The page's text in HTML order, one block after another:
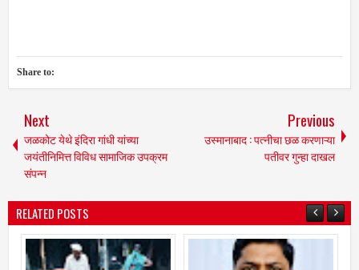
Share to:
Next
जळकोट येथे इंदिरा गांधी यांच्या
जयंतीनिमित्त विविध सामाजिक उपक्रम
संपन्न
Previous
उस्मानाबाद : पत्नीचा छळ करणाऱ्या
पतीवर गुन्हा दाखल
RELATED POSTS